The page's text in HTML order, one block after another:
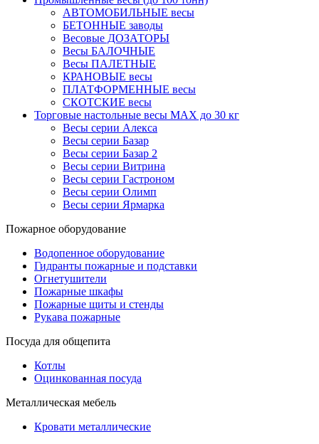
АВТОМОБИЛЬНЫЕ весы
БЕТОННЫЕ заводы
Весовые ДОЗАТОРЫ
Весы БАЛОЧНЫЕ
Весы ПАЛЕТНЫЕ
КРАНОВЫЕ весы
ПЛАТФОРМЕННЫЕ весы
СКОТСКИЕ весы
Торговые настольные весы MAX до 30 кг
Весы серии Алекса
Весы серии Базар
Весы серии Базар 2
Весы серии Витрина
Весы серии Гастроном
Весы серии Олимп
Весы серии Ярмарка
Пожарное оборудование
Водопенное оборудование
Гидранты пожарные и подставки
Огнетушители
Пожарные шкафы
Пожарные щиты и стенды
Рукава пожарные
Посуда для общепита
Котлы
Оцинкованная посуда
Металлическая мебель
Кровати металлические